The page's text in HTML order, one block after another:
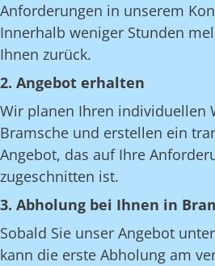
Anforderungen in unserem
Innerhalb weniger Stunden
Ihnen zurück.
2. Angebot erhalten
Wir planen Ihren individuellen
Bramsche und erstellen ein
Angebot, das auf Ihre
zugeschnitten ist.
3. Abholung bei Ihnen in
Sobald Sie unser Angebot
kann die erste Abholung am